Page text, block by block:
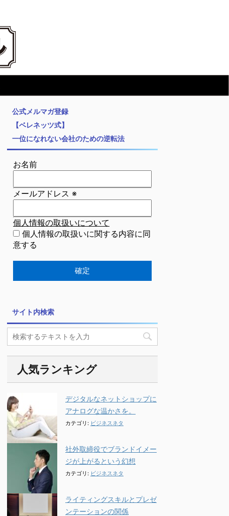
公式メルマガ登録
【ベレネッツ式】
一位になれない会社のための逆転法
お名前
メールアドレス ※
個人情報の取扱いについて
個人情報の取扱いに関する内容に同
意する
サイト内検索
人気ランキング
デジタルなネットショップに
アナログな温かさを。
カテゴリ: ビジネスネタ
社外取締役でブランドイメー
ジが上がるという幻想
カテゴリ: ビジネスネタ
ライティングスキルとプレゼ
ンテーションの関係